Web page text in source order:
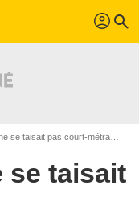
profil search
pas court-métrage de Nebojsa Slijepčević
se taisait